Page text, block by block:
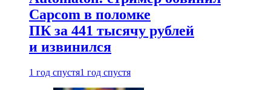
Capcom в поломке
ПК за 441 тысячу рублей
и извинился
1 год спустя1 год спустя